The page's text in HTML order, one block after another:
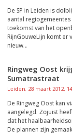
De SP in Leiden is
aantal
toekomst van het
RijnGouweLijn komt
nieuw...
Ringweg Oost
Sumatrastraat
Leiden, 28 maart 2012,
De Ringweg Oost kan
aangelegd. Zojuist
dat het
De plannen zijn